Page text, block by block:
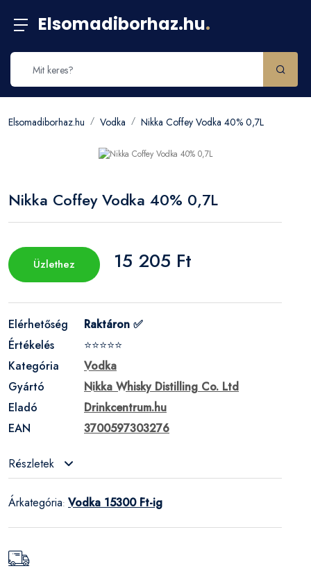
Elsomadiborhaz.hu.
Elsomadiborhaz.hu Vodka Nikka Coffey Vodka 40% 0,7L
Nikka Coffey Vodka 40% 0,7L
Üzlethez 15 205 Ft
Elérhetőség
Raktáron ✅
Értékelés
⭐⭐⭐⭐⭐
Kategória
Vodka
Gyártó
Nikka Whisky Distilling Co. Ltd
Eladó
Drinkcentrum.hu
EAN
3700597303276
Részletek
Árkategória: Vodka 15300 Ft-ig